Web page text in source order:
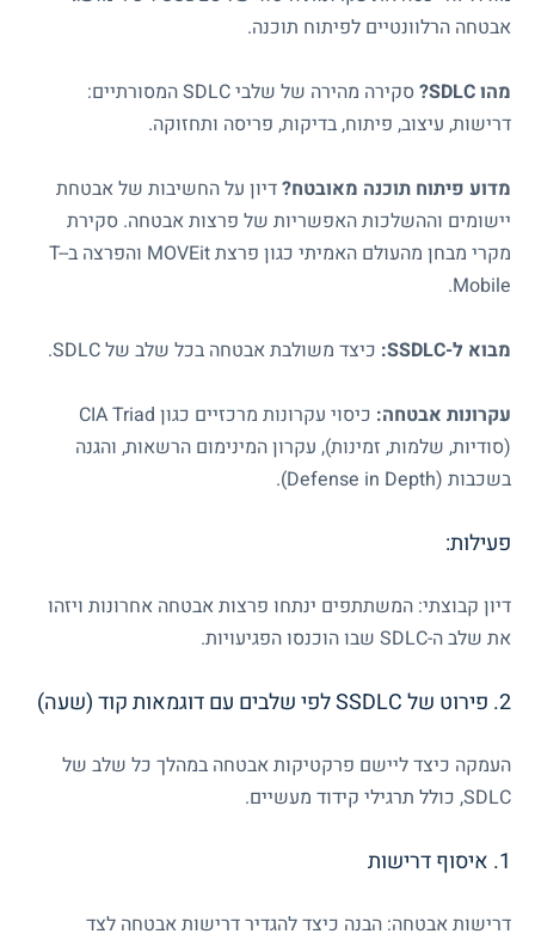
אבטחה הרלוונטיים לפיתוח תוכנה.
מהוSDLC
? סקירה מהירה של שלביSDLCהמסורתיים:
דרישות, עיצוב, פיתוח, בדיקות, פריסה ותחזוקה.
מדוע פיתוח תוכנה מאובטח?דיון על החשיבות של אבטחת
יישומים וההשלכות האפשריות של פרצות אבטחה. סקירת
מקרי מבחן מהעולם האמיתי כגון פרצתMOVEit והפרצה ב-T-
Mobile
.
מבוא ל-SSDLC
: כיצד משולבת אבטחה בכל שלב שלSDLC
.
עקרונות אבטחה: כיסוי עקרונות מרכזיים כגון CIA Triad
(סודיות, שלמות, זמינות), עקרון המינימום הרשאות, והגנה
בשכבות (Defense in Depth
).
פעילות:
דיון קבוצתי: המשתתפים ינתחו פרצות אבטחה אחרונות ויזהו
את שלב ה-SDLC שבו הוכנסו הפגיעויות.
2. פירוט של SSDLCלפי שלבים עם דוגמאות קוד (שעה)
העמקה כיצד ליישם פרקטיקות אבטחה במהלך כל שלב של
SDLC, כולל תרגילי קידוד מעשיים.
1. איסוף דרישות
דרישות אבטחה: הבנה כיצד להגדיר דרישות אבטחה לצד